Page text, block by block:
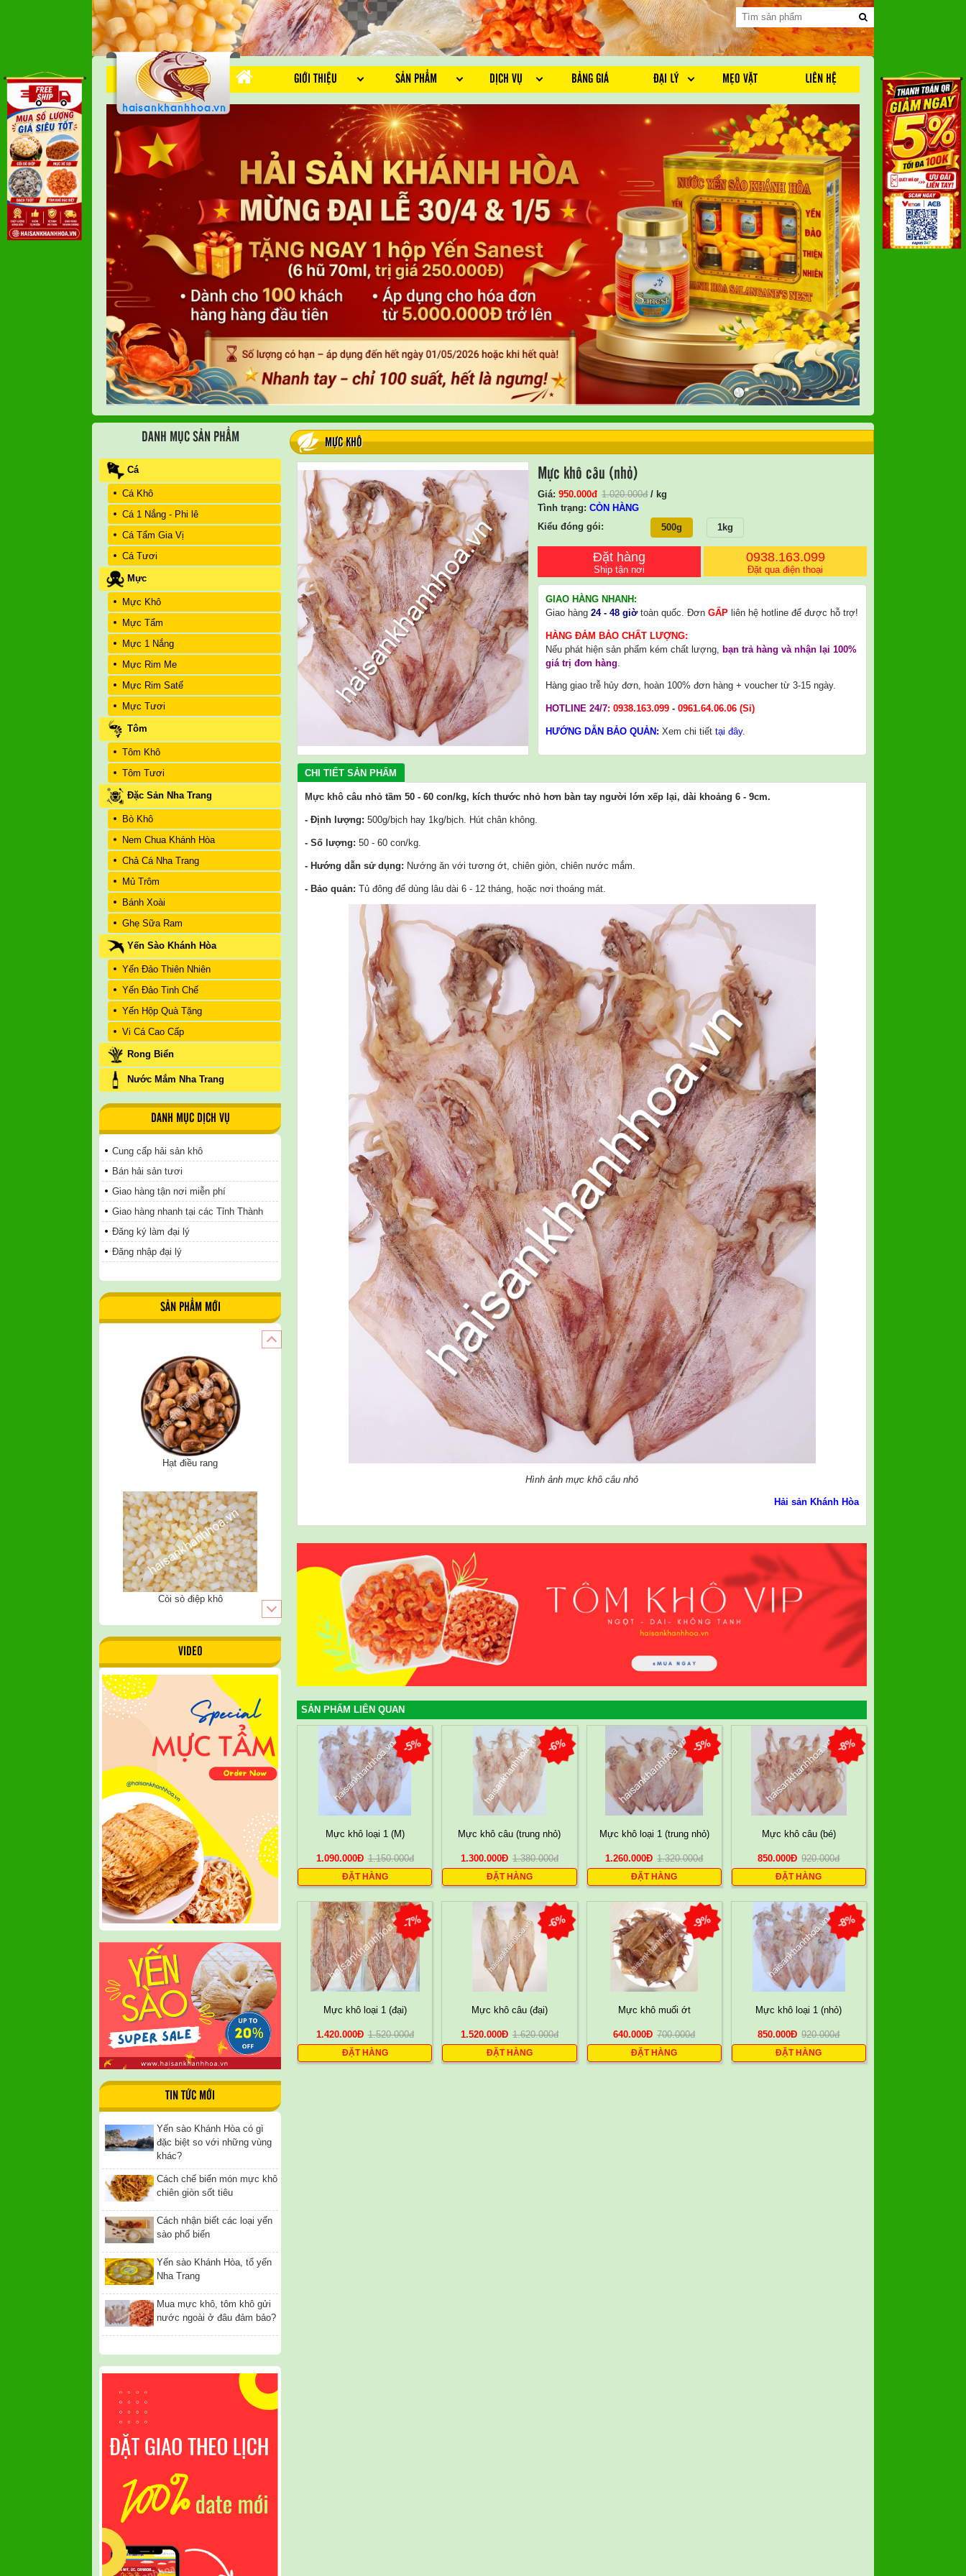
GIỚI THIỆU SẢN PHẨM DỊCH VỤ BẢNG GIÁ ĐẠI LÝ MẸO VẶT LIÊN HỆ
DANH MỤC SẢN PHẨM
Cá
Cá Khô
Cá 1 Nắng - Phi lê
Cá Tẩm Gia Vị
Cá Tươi
Mực
Mực Khô
Mực Tẩm
Mực 1 Nắng
Mực Rim Me
Mực Rim Satế
Mực Tươi
Tôm
Tôm Khô
Tôm Tươi
Đặc Sản Nha Trang
Bò Khô
Nem Chua Khánh Hòa
Chả Cá Nha Trang
Mủ Trôm
Bánh Xoài
Ghẹ Sữa Ram
Yến Sào Khánh Hòa
Yến Đảo Thiên Nhiên
Yến Đảo Tinh Chế
Yến Hộp Quà Tặng
Vi Cá Cao Cấp
Rong Biển
Nước Mắm Nha Trang
DANH MỤC DỊCH VỤ
Cung cấp hải sản khô
Bán hải sản tươi
Giao hàng tận nơi miễn phí
Giao hàng nhanh tại các Tỉnh Thành
Đăng ký làm đại lý
Đăng nhập đại lý
SẢN PHẨM MỚI
Còi sò điệp khô
Khô cá trích
VIDEO
TIN TỨC MỚI
Yến sào Khánh Hòa có gì
đặc biệt so với những vùng
khác?
Cách chế biến món mực khô
chiên giòn sốt tiêu
Cách nhận biết các loại yến
sào phổ biến
Yến sào Khánh Hòa, tổ yến
Nha Trang
Mua mực khô, tôm khô gửi
nước ngoài ở đâu đảm bảo?
MỰC KHÔ
Mực khô câu (nhỏ)
Giá:950.000Đ 1.020.000đ / kg
Tình trạng: CÒN HÀNG
Kiểu đóng gói:
500g 1kg
Đặt hàng
Ship tận nơi
0938.163.099
Đặt qua điện thoại
GIAO HÀNG NHANH:
Giao hàng24 - 48 giờtoàn quốc. ĐơnGẤP liên hệ hotline để được hỗ trợ!
HÀNG ĐẢM BẢO CHẤT LƯỢNG:
Nếu phát hiện sản phẩm kém chất lượng,bạn trả hàng và nhận lại 100%
giá trị đơn hàng
Hàng giao trễ hủy đơn, hoàn 100% đơn hàng + voucher từ 3-15 ngày.
HOTLINE 24/7: 0938.163.099 -0961.64.06.06 (Sỉ)
HƯỚNG DẪN BẢO QUẢN: Xem chi tiếttại đây.
CHI TIẾT SẢN PHẨM
Mực khô câu nhỏ tầm 50 - 60 con/kg, kích thước nhỏ hơn bàn tay người lớn xếp lại, dài khoảng 6 - 9cm.
- Định lượng: 500g/bịch hay 1kg/bịch. Hút chân không.
- Số lượng: 50 - 60 con/kg.
- Hướng dẫn sử dụng: Nướng ăn với tương ớt, chiên giòn, chiên nước mắm.
- Bảo quản: Tủ đông để dùng lâu dài 6 - 12 tháng, hoặc nơi thoáng mát.
Hình ảnh mực khô câu nhỏ
Hải sản Khánh Hòa
SẢN PHẨM LIÊN QUAN
-5%
Mực khô loại 1 (M)
1.090.000Đ 1.150.000đ
ĐẶT HÀNG
-6%
Mực khô câu (trung nhỏ)
1.300.000Đ 1.380.000đ
ĐẶT HÀNG
-5%
Mực khô loại 1 (trung nhỏ)
1.260.000Đ 1.320.000đ
ĐẶT HÀNG
-8%
Mực khô câu (bé)
850.000Đ 920.000đ
ĐẶT HÀNG
-7%
Mực khô loại 1 (đại)
1.420.000Đ 1.520.000đ
ĐẶT HÀNG
-6%
Mực khô câu (đại)
1.520.000Đ 1.620.000đ
ĐẶT HÀNG
-9%
Mực khô muối ớt
640.000Đ 700.000đ
ĐẶT HÀNG
-8%
Mực khô loại 1 (nhỏ)
850.000Đ 920.000đ
ĐẶT HÀNG